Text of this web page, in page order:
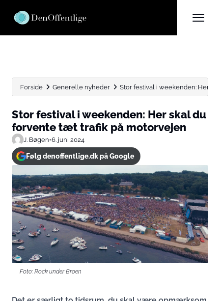
Forside Generelle nyheder Stor festival i weekenden: Her
Stor festival i weekenden: Her skal du
forvente tæt trafik på motorvejen
J. Bøgen•6. juni 2024
Følg denoffentlige.dk på Google
Foto: Rock under Broen